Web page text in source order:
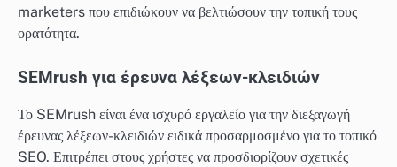
marketers που επιδιώκουν να βελτιώσουν την τοπική τους
ορατότητα.
SEMrush για έρευνα λέξεων-κλειδιών
Το SEMrush είναι ένα ισχυρό εργαλείο για την διεξαγωγή
έρευνας λέξεων-κλειδιών ειδικά προσαρμοσμένο για το τοπικό
SEO. Επιτρέπει στους χρήστες να προσδιορίζουν σχετικές